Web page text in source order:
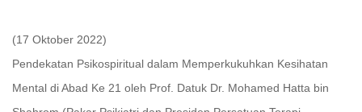
(17 Oktober 2022)
Pendekatan Psikospiritual dalam Memperkukuhkan Kesihatan
Mental di Abad Ke 21 oleh Prof. Datuk Dr. Mohamed Hatta bin